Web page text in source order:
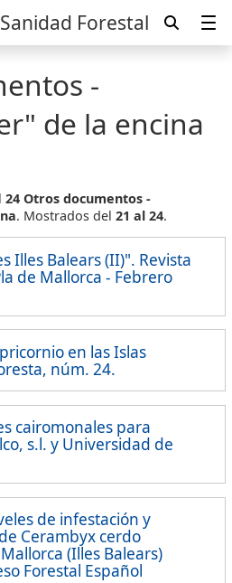
Forestal
-
de la encina
24 Otros documentos -
. Mostrados del21 al 24.
Illes Balears (II)". Revista
de Mallorca - Febrero
en las Islas
núm. 24.
cairomonales para
s.l. y Universidad de
de infestación y
Cerambyx cerdo
(Illes Balears)
Forestal Español